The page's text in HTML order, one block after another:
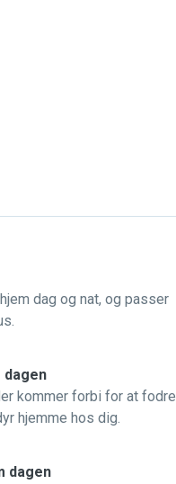
dag og nat, og passer
dagen
kommer forbi for at fodre
hjemme hos dig.
dagen